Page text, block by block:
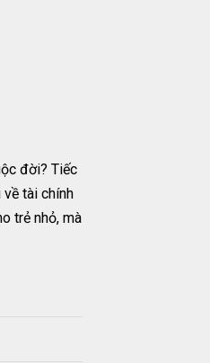
đời? Tiếc
tài chính
trẻ nhỏ, mà